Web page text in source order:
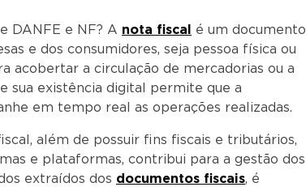
DANFE e NF? A nota fiscal é um documento
e dos consumidores, seja pessoa física ou
acobertar a circulação de mercadorias ou a
sua existência digital permite que a
em tempo real as operações realizadas.
além de possuir fins fiscais e tributários,
e plataformas, contribui para a gestão dos
extraídos dos documentos fiscais, é